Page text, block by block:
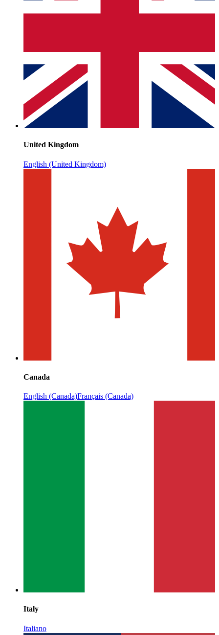
United Kingdom
English (United Kingdom)
Canada
English (Canada)Français (Canada)
Italy
Italiano